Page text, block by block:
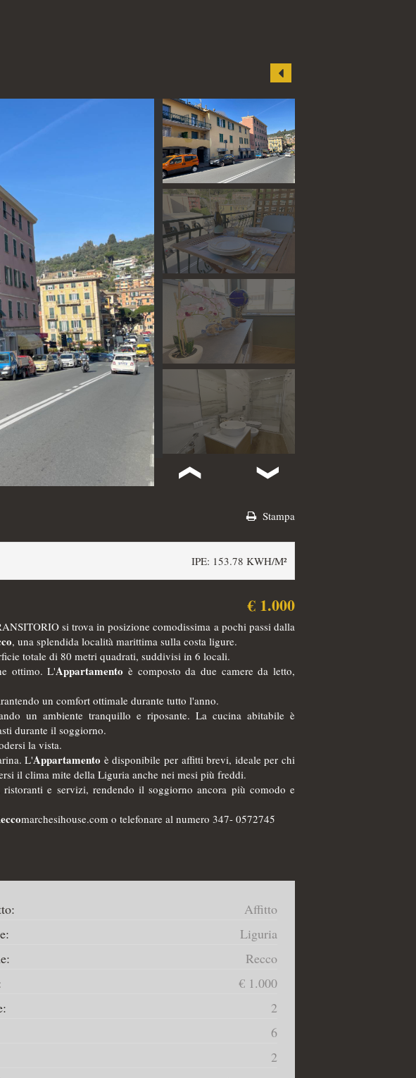
Stampa
IPE: 153.78 KWH/M²
€ 1.000
si trova in posizione comodissima a pochi passi dalla
, una splendida località marittima sulla costa ligure.
totale di 80 metri quadrati, suddivisi in 6 locali.
ottimo. L'Appartamento è composto da due camere da letto,
un comfort ottimale durante tutto l'anno.
un ambiente tranquillo e riposante. La cucina abitabile è
durante il soggiorno.
la vista.
L'Appartamento è disponibile per affitti brevi, ideale per chi
il clima mite della Liguria anche nei mesi più freddi.
e servizi, rendendo il soggiorno ancora più comodo e
marchesihouse.com o telefonare al numero 347- 0572745
Affitto
Liguria
Recco
€ 1.000
2
6
2